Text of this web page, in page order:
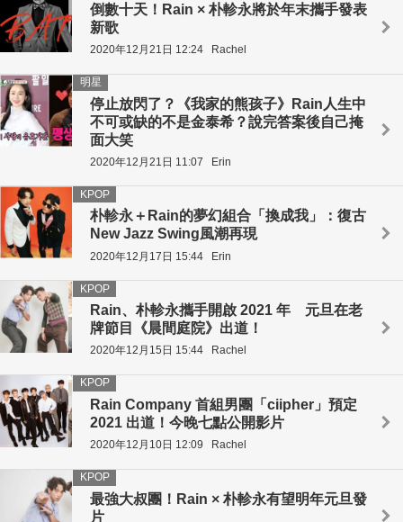
倒數十天！Rain × 朴軫永將於年末攜手發表
新歌
2020年12月21日 12:24 Rachel
停止放閃了？《我家的熊孩子》Rain人生中
不可或缺的不是金泰希？說完答案後自己掩
面大笑
明星
2020年12月21日 11:07 Erin
朴軫永＋Rain的夢幻組合「換成我」：復古
New Jazz Swing風潮再現
KPOP
2020年12月17日 15:44 Erin
Rain、朴軫永攜手開啟 2021 年 元旦在老
牌節目《晨間庭院》出道！
KPOP
2020年12月15日 15:44 Rachel
Rain Company 首組男團「ciipher」預定
2021 出道！今晚七點公開影片
KPOP
2020年12月10日 12:09 Rachel
最強大叔團！Rain × 朴軫永有望明年元旦發
片
KPOP